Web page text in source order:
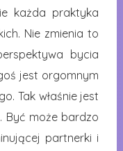
każda praktyka
Nie zmienia to
bycia
jest orgomnym
Tak właśnie jest
Być może bardzo
partnerki i